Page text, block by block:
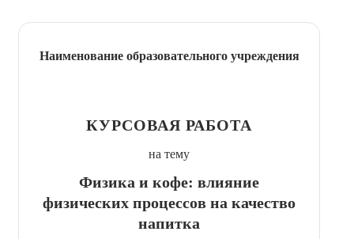
Наименование образовательного учреждения
КУРСОВАЯ РАБОТА
на тему
Физика и кофе: влияние
физических процессов на качество
напитка